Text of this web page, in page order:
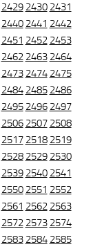
2429 2430 2431
2440 2441 2442
2451 2452 2453
2462 2463 2464
2473 2474 2475
2484 2485 2486
2495 2496 2497
2506 2507 2508
2517 2518 2519
2528 2529 2530
2539 2540 2541
2550 2551 2552
2561 2562 2563
2572 2573 2574
2583 2584 2585